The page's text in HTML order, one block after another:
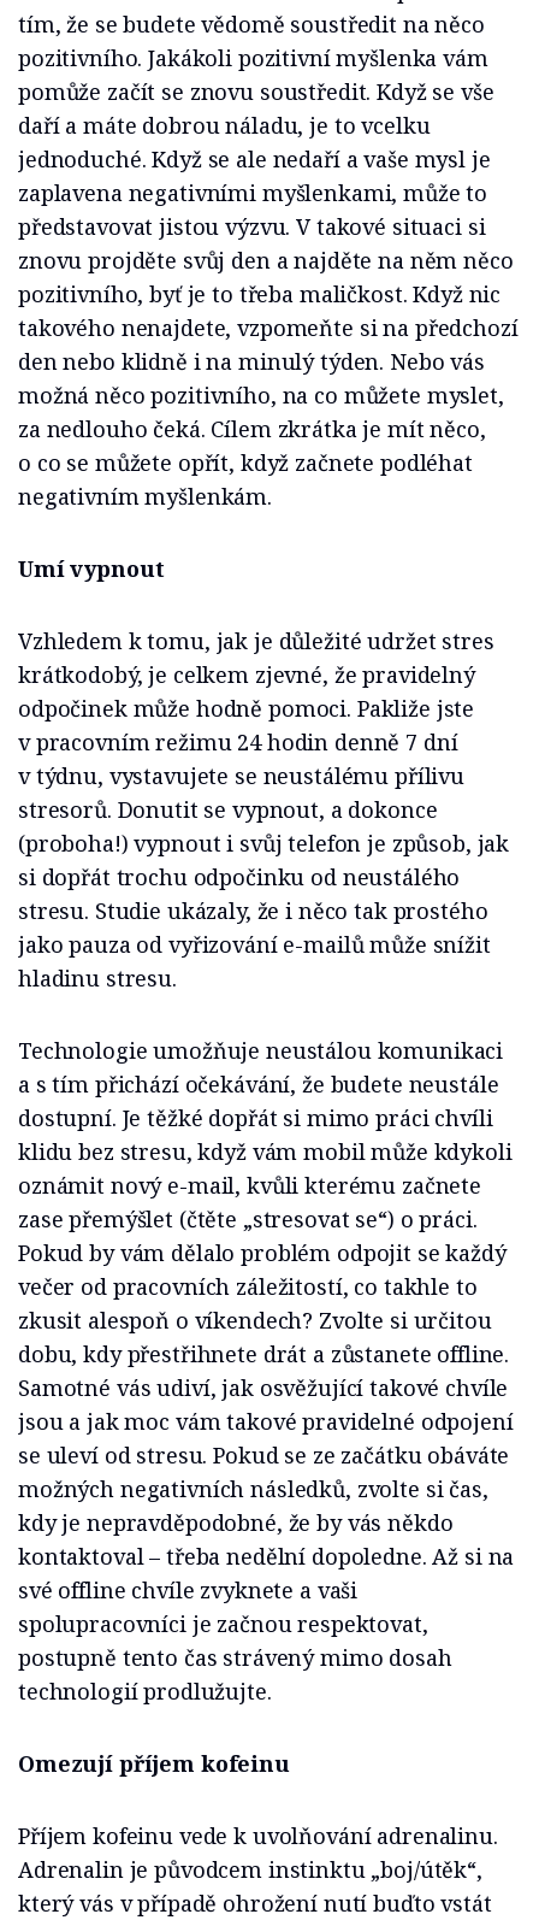
tím, že se budete vědomě soustředit na něco
pozitivního. Jakákoli pozitivní myšlenka vám
pomůže začít se znovu soustředit. Když se vše
daří a máte dobrou náladu, je to vcelku
jednoduché. Když se ale nedaří a vaše mysl je
zaplavena negativními myšlenkami, může to
představovat jistou výzvu. V takové situaci si
znovu projděte svůj den a najděte na něm něco
pozitivního, byť je to třeba maličkost. Když nic
takového nenajdete, vzpomeňte si na předchozí
den nebo klidně i na minulý týden. Nebo vás
možná něco pozitivního, na co můžete myslet,
za nedlouho čeká. Cílem zkrátka je mít něco,
o co se můžete opřít, když začnete podléhat
negativním myšlenkám.
Umí vypnout
Vzhledem k tomu, jak je důležité udržet stres
krátkodobý, je celkem zjevné, že pravidelný
odpočinek může hodně pomoci. Pakliže jste
v pracovním režimu 24 hodin denně 7 dní
v týdnu, vystavujete se neustálému přílivu
stresorů. Donutit se vypnout, a dokonce
(proboha!) vypnout i svůj telefon je způsob, jak
si dopřát trochu odpočinku od neustálého
stresu. Studie ukázaly, že i něco tak prostého
jako pauza od vyřizování e-mailů může snížit
hladinu stresu.
Technologie umožňuje neustálou komunikaci
a s tím přichází očekávání, že budete neustále
dostupní. Je těžké dopřát si mimo práci chvíli
klidu bez stresu, když vám mobil může kdykoli
oznámit nový e-mail, kvůli kterému začnete
zase přemýšlet (čtěte „stresovat se“) o práci.
Pokud by vám dělalo problém odpojit se každý
večer od pracovních záležitostí, co takhle to
zkusit alespoň o víkendech? Zvolte si určitou
dobu, kdy přestřihnete drát a zůstanete offline.
Samotné vás udiví, jak osvěžující takové chvíle
jsou a jak moc vám takové pravidelné odpojení
se uleví od stresu. Pokud se ze začátku obáváte
možných negativních následků, zvolte si čas,
kdy je nepravděpodobné, že by vás někdo
kontaktoval – třeba nedělní dopoledne. Až si na
své offline chvíle zvyknete a vaši
spolupracovníci je začnou respektovat,
postupně tento čas strávený mimo dosah
technologií prodlužujte.
Omezují příjem kofeinu
Příjem kofeinu vede k uvolňování adrenalinu.
Adrenalin je původcem instinktu „boj/útěk“,
který vás v případě ohrožení nutí buďto vstát